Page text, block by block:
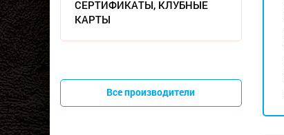
СЕРТИФИКАТЫ, КЛУБНЫЕ
КАРТЫ
Все производители